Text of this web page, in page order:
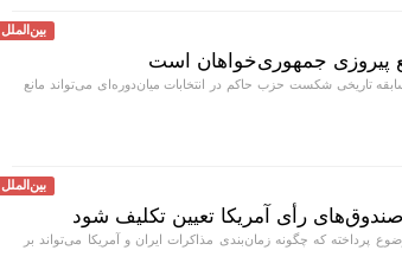
بین‌الملل
پیروزی جمهوری‌خواهان است
تاریخی شکست حزب حاکم در انتخابات میان‌دوره‌ای می‌تواند مانع
بین‌الملل
رأی آمریکا تعیین تکلیف شود
پرداخته که چگونه زمان‌بندی مذاکرات ایران و آمریکا می‌تواند بر